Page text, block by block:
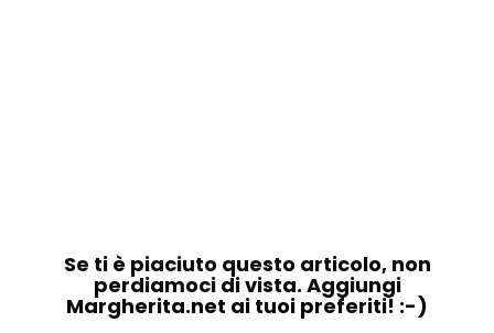
Se ti è piaciuto questo articolo, non
perdiamoci di vista. Aggiungi
Margherita.net ai tuoi preferiti! :-)